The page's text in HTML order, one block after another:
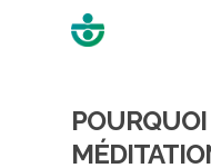
Hit enter to